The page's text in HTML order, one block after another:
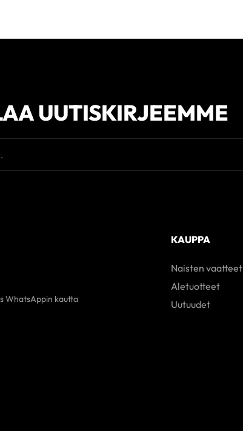
UUTISKIRJEEMME
WhatsAppin kautta
KAUPPA
Naisten vaatteet
Aletuotteet
Uutuudet